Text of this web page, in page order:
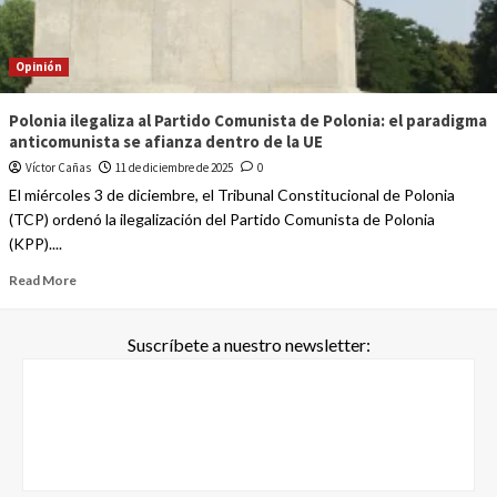
Opinión
Polonia ilegaliza al Partido Comunista de Polonia: el paradigma
anticomunista se afianza dentro de la UE
Víctor Cañas 11 de diciembre de 2025 0
El miércoles 3 de diciembre, el Tribunal Constitucional de Polonia
(TCP) ordenó la ilegalización del Partido Comunista de Polonia
(KPP)....
Read More
Suscríbete a nuestro newsletter: